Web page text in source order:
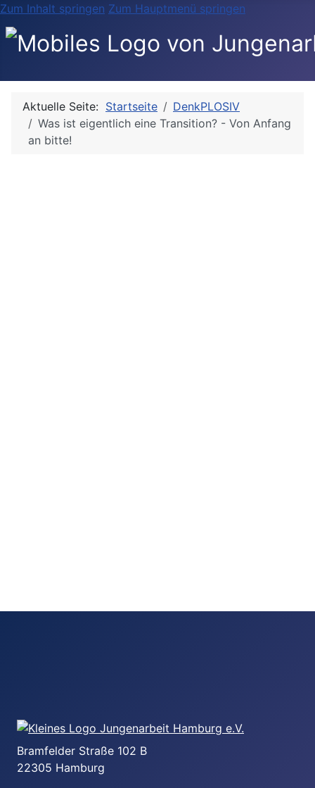
Zum Inhalt springen Zum Hauptmenü springen
Aktuelle Seite: Startseite
DenkPLOSIV
Was ist eigentlich eine Transition? - Von Anfang
an bitte!
Bramfelder Straße 102 B
22305 Hamburg